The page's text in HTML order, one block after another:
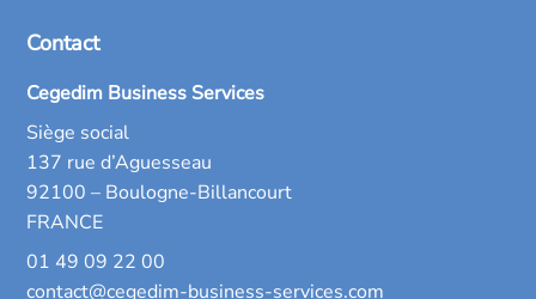
Contact
Cegedim Business Services
Siège social
137 rue d’Aguesseau
92100 – Boulogne-Billancourt
FRANCE
01 49 09 22 00
contact@cegedim-business-services.com